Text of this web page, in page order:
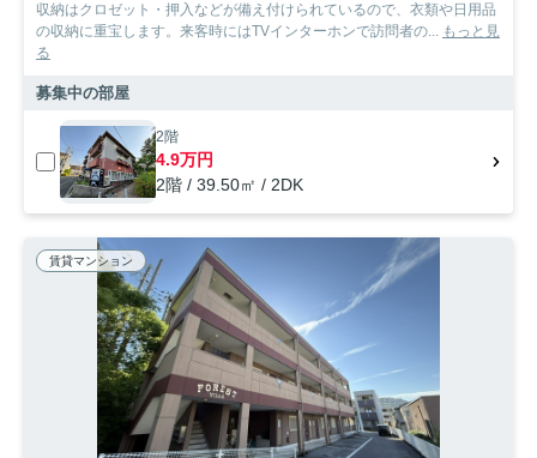
収納はクロゼット・押入などが備え付けられているので、衣類や日用品
の収納に重宝します。来客時にはTVインターホンで訪問者の... もっと見
る
募集中の部屋
2階
4.9万円
2階 / 39.50㎡ / 2DK
賃貸マンション